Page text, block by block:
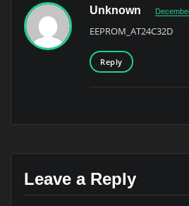
Unknown
EEPROM_AT24C32D
Reply
Leave a Reply